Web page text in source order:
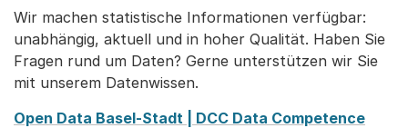
Wir machen statistische Informationen verfügbar:
unabhängig, aktuell und in hoher Qualität. Haben Sie
Fragen rund um Daten? Gerne unterstützen wir Sie
mit unserem Datenwissen.
Open Data Basel-Stadt | DCC Data Competence